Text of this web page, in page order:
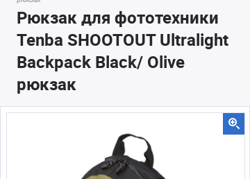
Рюкзак для фототехники
Tenba SHOOTOUT Ultralight
Backpack Black/ Olive
рюкзак